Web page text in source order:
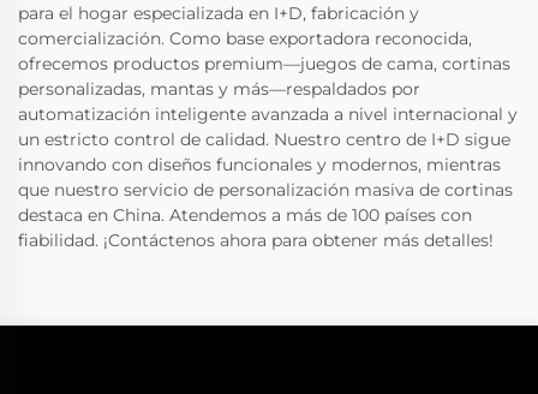
para el hogar especializada en I+D, fabricación y
comercialización. Como base exportadora reconocida,
ofrecemos productos premium—juegos de cama, cortinas
personalizadas, mantas y más—respaldados por
automatización inteligente avanzada a nivel internacional y
un estricto control de calidad. Nuestro centro de I+D sigue
innovando con diseños funcionales y modernos, mientras
que nuestro servicio de personalización masiva de cortinas
destaca en China. Atendemos a más de 100 países con
fiabilidad. ¡Contáctenos ahora para obtener más detalles!